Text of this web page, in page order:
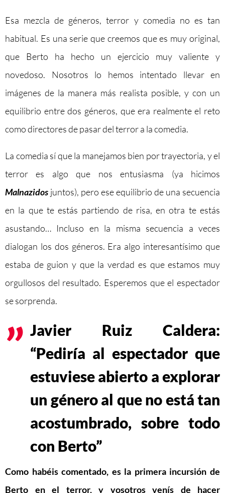
Esa mezcla de géneros, terror y comedia no es tan
habitual. Es una serie que creemos que es muy original,
que Berto ha hecho un ejercicio muy valiente y
novedoso. Nosotros lo hemos intentado llevar en
imágenes de la manera más realista posible, y con un
equilibrio entre dos géneros, que era realmente el reto
como directores de pasar del terror a la comedia.
La comedia sí que la manejamos bien por trayectoria, y el
terror es algo que nos entusiasma (ya hicimos
Malnazidos juntos), pero ese equilibrio de una secuencia
en la que te estás partiendo de risa, en otra te estás
asustando… Incluso en la misma secuencia a veces
dialogan los dos géneros. Era algo interesantísimo que
estaba de guion y que la verdad es que estamos muy
orgullosos del resultado. Esperemos que el espectador
se sorprenda.
Javier Ruiz Caldera:
“Pediría al espectador que
estuviese abierto a explorar
un género al que no está tan
acostumbrado, sobre todo
con Berto”
Como habéis comentado, es la primera incursión de
Berto en el terror, y vosotros venís de hacer